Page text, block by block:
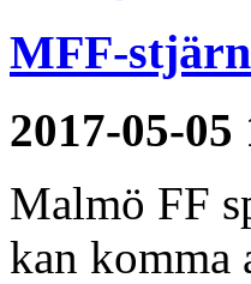
MFF-
2017-05-05
Malmö FF
kan komma